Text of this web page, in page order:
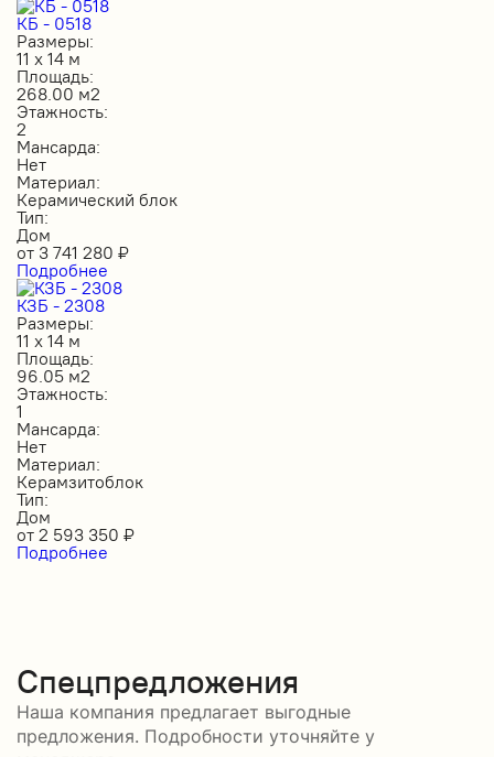
КБ - 0518
Размеры:
11 х 14 м
Площадь:
268.00 м2
Этажность:
2
Мансарда:
Нет
Материал:
Керамический блок
Тип:
Дом
от 3 741 280 ₽
Подробнее
КЗБ - 2308
Размеры:
11 х 14 м
Площадь:
96.05 м2
Этажность:
1
Мансарда:
Нет
Материал:
Керамзитоблок
Тип:
Дом
от 2 593 350 ₽
Подробнее
Спецпредложения
Наша компания предлагает выгодные
предложения. Подробности уточняйте у